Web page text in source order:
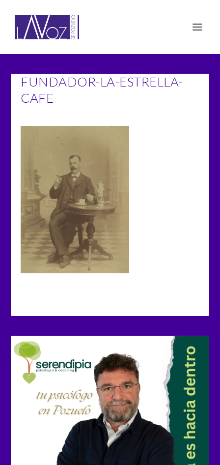
FUNDADOR-LA-ESTRELLA-
CAFE